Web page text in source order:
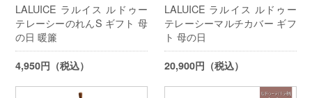
LALUICE ラルイス ルドゥー
テレーシーのれんS ギフト 母
の日 暖簾
4,950円（税込）
LALUICE ラルイス ルドゥー
テレーシーマルチカバー ギフ
ト 母の日
20,900円（税込）